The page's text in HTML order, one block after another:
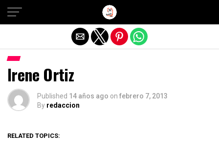
Irene Ortiz
Published 14 años ago on febrero 7, 2013
By redaccion
RELATED TOPICS:
Salir de la versión móvil